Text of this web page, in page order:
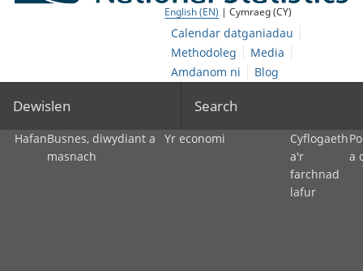
English (EN) | Cymraeg (CY)
Calendar datganiadau
Methodoleg
Media
Amdanom ni
Blog
Dewislen Search
HafanBusnes, diwydiant a
masnach
Yr economi
Cyflogaeth
a'r
farchnad
lafur
a